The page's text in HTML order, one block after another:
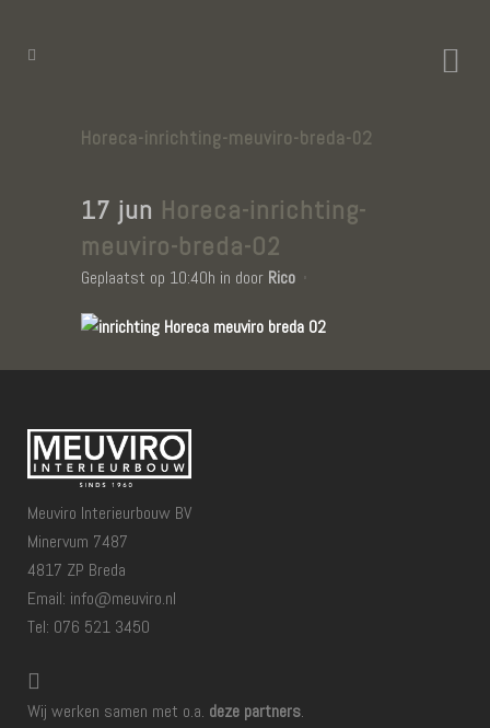
Horeca-inrichting-meuviro-breda-02
17 jun Horeca-inrichting-
meuviro-breda-02
Geplaatst op 10:40h in door Rico
Meuviro Interieurbouw BV
Minervum 7487
4817 ZP Breda
Email: info@meuviro.nl
Tel: 076 521 3450
Wij werken samen met o.a. deze partners.